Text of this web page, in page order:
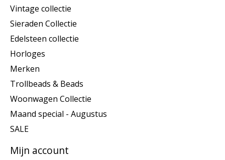
Vintage collectie
Sieraden Collectie
Edelsteen collectie
Horloges
Merken
Trollbeads & Beads
Woonwagen Collectie
Maand special - Augustus
SALE
Mijn account